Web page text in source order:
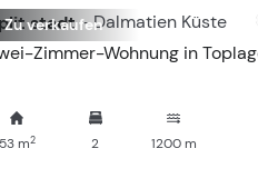
Zu verkaufen
stadt - Dalmatien Küste
Zimmer-Wohnung in
53m2 2 1200m